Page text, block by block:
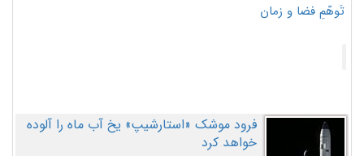
تَوهّمِ فضا و زمان
فرود موشک «استارشیپ» یخ آب ماه را آلوده
خواهد کرد